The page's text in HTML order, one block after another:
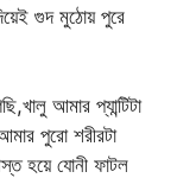
গুদ মুঠোয় পুরে
আমার প্যান্টিটা
পুরো শরীরটা
হয়ে যোনী ফাটল